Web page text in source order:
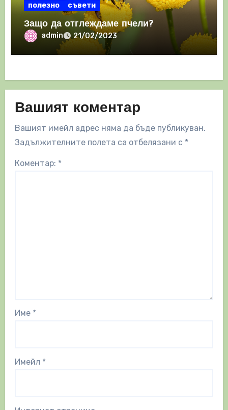
полезно съвети
Защо да отглеждаме пчели?
admin 21/02/2023
Вашият коментар
Вашият имейл адрес няма да бъде публикуван.
Задължителните полета са отбелязани с *
Коментар: *
Име *
Имейл *